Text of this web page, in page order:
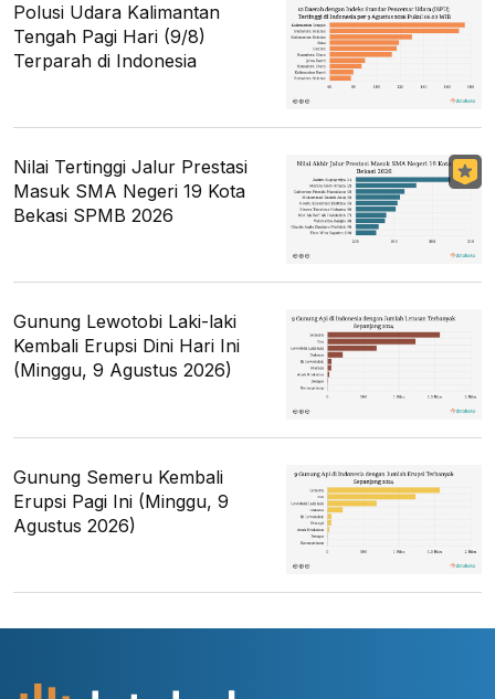
Polusi Udara Kalimantan
Tengah Pagi Hari (9/8)
Terparah di Indonesia
Nilai Tertinggi Jalur Prestasi
Masuk SMA Negeri 19 Kota
Bekasi SPMB 2026
Gunung Lewotobi Laki-laki
Kembali Erupsi Dini Hari Ini
(Minggu, 9 Agustus 2026)
Gunung Semeru Kembali
Erupsi Pagi Ini (Minggu, 9
Agustus 2026)